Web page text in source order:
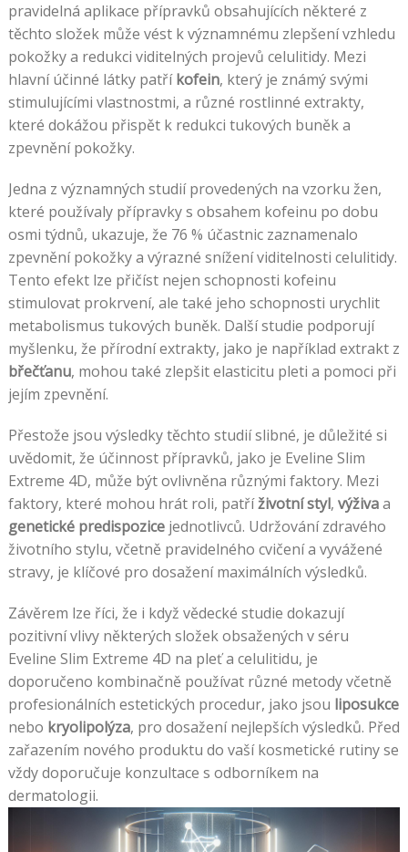
pravidelná aplikace přípravků obsahujících některé z
těchto složek může vést k významnému zlepšení vzhledu
pokožky a redukci viditelných projevů celulitidy. Mezi
hlavní účinné látky patříkofein, který je známý svými
stimulujícími vlastnostmi, a různé rostlinné extrakty,
které dokážou přispět k redukci tukových buněk a
zpevnění pokožky.
Jedna z významných studií provedených na vzorku žen,
které používaly přípravky s obsahem kofeinu po dobu
osmi týdnů, ukazuje, že 76 % účastnic zaznamenalo
zpevnění pokožky a výrazné snížení viditelnosti celulitidy.
Tento efekt lze přičíst nejen schopnosti kofeinu
stimulovat prokrvení, ale také jeho schopnosti urychlit
metabolismus tukových buněk. Další studie podporují
myšlenku, že přírodní extrakty, jako je například extrakt z
břečťanu, mohou také zlepšit elasticitu pleti a pomoci při
jejím zpevnění.
Přestože jsou výsledky těchto studií slibné, je důležité si
uvědomit, že účinnost přípravků, jako je Eveline Slim
Extreme 4D, může být ovlivněna různými faktory. Mezi
faktory, které mohou hrát roli, patříživotní styl, výživaa
genetické predispozicejednotlivců. Udržování zdravého
životního stylu, včetně pravidelného cvičení a vyvážené
stravy, je klíčové pro dosažení maximálních výsledků.
Závěrem lze říci, že i když vědecké studie dokazují
pozitivní vlivy některých složek obsažených v séru
Eveline Slim Extreme 4D na pleť a celulitidu, je
doporučeno kombinačně používat různé metody včetně
profesionálních estetických procedur, jako jsou liposukce
nebo kryolipolýza, pro dosažení nejlepších výsledků. Před
zařazením nového produktu do vaší kosmetické rutiny se
vždy doporučuje konzultace s odborníkem na
dermatologii.